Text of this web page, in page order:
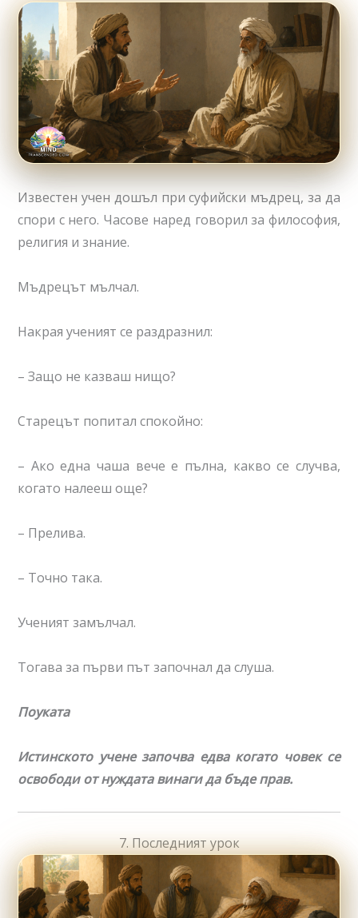
Известен учен дошъл при суфийски мъдрец, за да
спори с него. Часове наред говорил за философия,
религия и знание.
Мъдрецът мълчал.
Накрая ученият се раздразнил:
– Защо не казваш нищо?
Старецът попитал спокойно:
– Ако една чаша вече е пълна, какво се случва,
когато налееш още?
– Прелива.
– Точно така.
Ученият замълчал.
Тогава за първи път започнал да слуша.
Поуката
Истинското учене започва едва когато човек се
освободи от нуждата винаги да бъде прав.
7. Последният урок